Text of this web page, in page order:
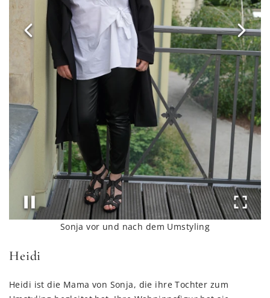
Sonja vor und nach dem Umstyling
Heidi
Heidi ist die Mama von Sonja, die ihre Tochter zum